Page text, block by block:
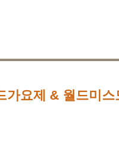
가요제 & 월드미